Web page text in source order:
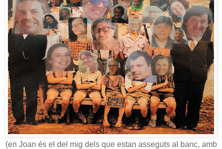
(en Joan és el del mig dels que estan asseguts al banc, amb